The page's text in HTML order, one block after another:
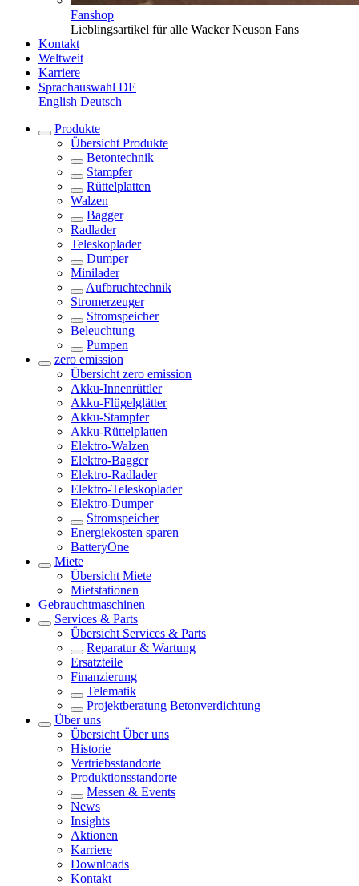
Fanshop
Lieblingsartikel für alle Wacker Neuson Fans
Kontakt
Weltweit
Karriere
Sprachauswahl DE
English Deutsch
Produkte
Übersicht Produkte
Betontechnik
Stampfer
Rüttelplatten
Walzen
Bagger
Radlader
Teleskoplader
Dumper
Minilader
Aufbruchtechnik
Stromerzeuger
Stromspeicher
Beleuchtung
Pumpen
zero emission
Übersicht zero emission
Akku-Innenrüttler
Akku-Flügelglätter
Akku-Stampfer
Akku-Rüttelplatten
Elektro-Walzen
Elektro-Bagger
Elektro-Radlader
Elektro-Teleskoplader
Elektro-Dumper
Stromspeicher
Energiekosten sparen
BatteryOne
Miete
Übersicht Miete
Mietstationen
Gebrauchtmaschinen
Services & Parts
Übersicht Services & Parts
Reparatur & Wartung
Ersatzteile
Finanzierung
Telematik
Projektberatung Betonverdichtung
Über uns
Übersicht Über uns
Historie
Vertriebsstandorte
Produktionsstandorte
Messen & Events
News
Insights
Aktionen
Karriere
Downloads
Kontakt